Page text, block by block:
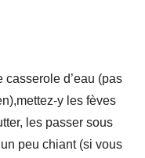
d’eau (pas
y les fèves
les passer sous
un peu chiant (si vous